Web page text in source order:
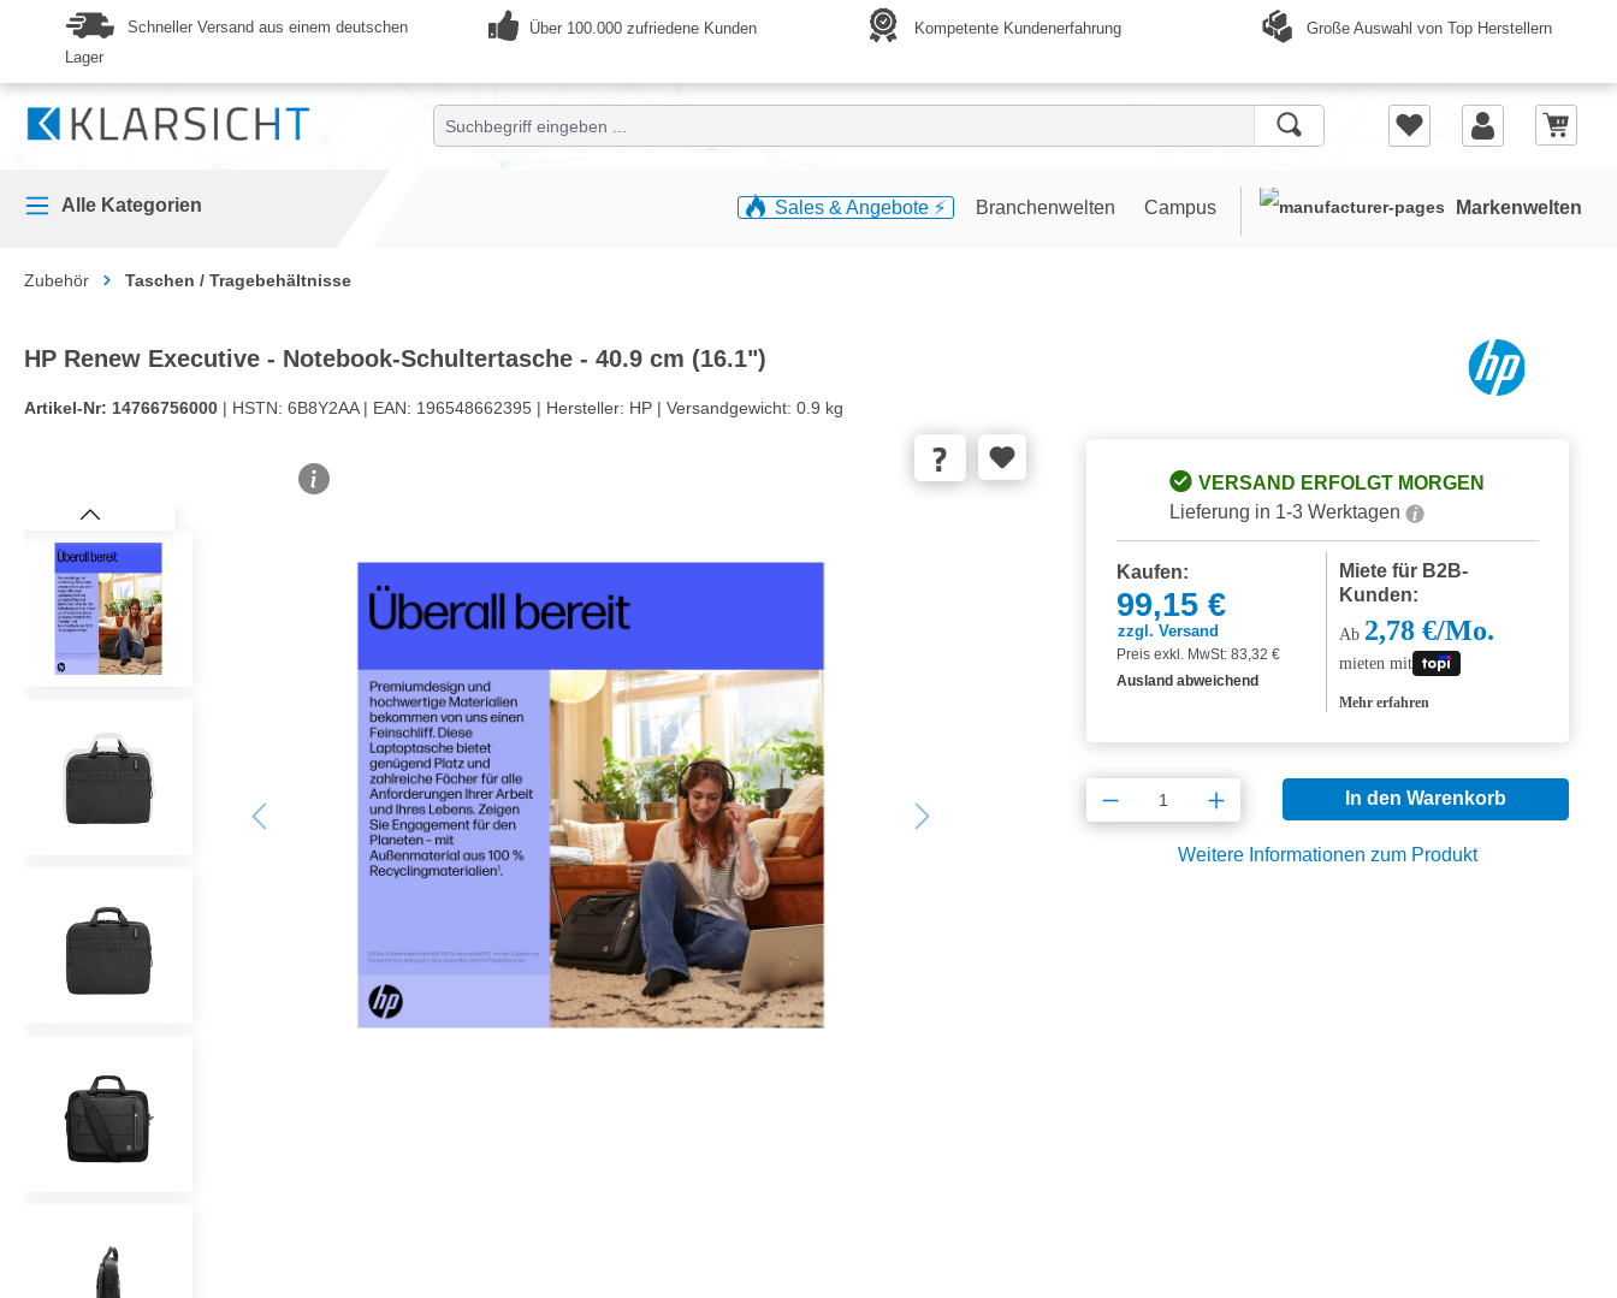
Zur Hauptnavigation springen
Schneller Versand aus einem deutschen
Lager
Über 100.000 zufriedene Kunden Kompetente Kundenerfahrung Große Auswahl von Top Herstellern
Alle Kategorien Sales & Angebote ⚡️ Branchenwelten Campus Markenwelten
Zubehör Taschen / Tragebehältnisse
HP Renew Executive - Notebook-Schultertasche - 40.9 cm (16.1")
Artikel-Nr: 14766756000 | HSTN: 6B8Y2AA | EAN: 196548662395 | Hersteller: HP | Versandgewicht: 0.9 kg
Bildergalerie überspringen
VERSAND ERFOLGT MORGEN
Lieferung in 1-3 Werktagen
Kaufen:
99,15 €
zzgl. Versand
Preis exkl. MwSt: 83,32 €
Ausland abweichend
Miete für B2B-
Kunden:
Ab 2,78 €/Mo.
mieten mit
Mehr erfahren
Produkt Anzahl: Gib den gewünschten
In den Warenkorb
Weitere Informationen zum Produkt